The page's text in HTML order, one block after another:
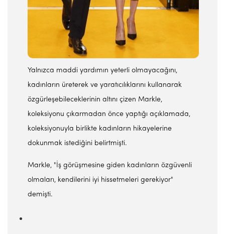
Yalnızca maddi yardımın yeterli olmayacağını,
kadınların üreterek ve yaratıcılıklarını kullanarak
özgürleşebileceklerinin altını çizen Markle,
koleksiyonu çıkarmadan önce yaptığı açıklamada,
koleksiyonuyla birlikte kadınların hikayelerine
dokunmak istediğini belirtmişti.
Markle, "İş görüşmesine giden kadınların özgüvenli
olmaları, kendilerini iyi hissetmeleri gerekiyor"
demişti.